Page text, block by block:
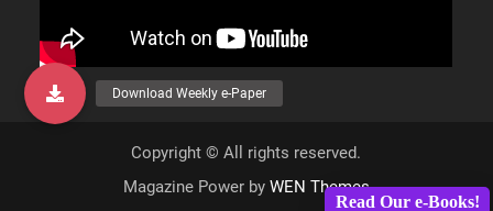
Copyright © All rights reserved.
Magazine Power by WEN Themes
Read Our e-Books!